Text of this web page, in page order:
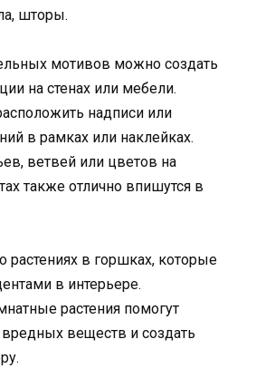
шторы.
мотивов можно создать
на стенах или мебели.
надписи или
в рамках или наклейках.
ветвей или цветов на
также отлично впишутся в
растениях в горшках, которые
в интерьере.
растения помогут
вредных веществ и создать